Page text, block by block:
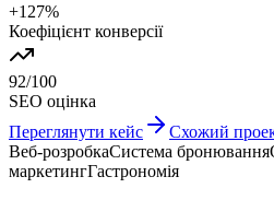
+127%
Коефіцієнт конверсії
92/100
SEO оцінка
Переглянути кейс
Схожий
Веб-розробкаСистема бронювання
маркетингГастрономія